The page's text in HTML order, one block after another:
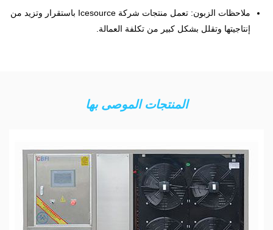
ملاحظات الزبون: تعمل منتجات شركة Icesource باستقرار وتزيد من
إنتاجيتها وتقلل بشكل كبير من تكلفة العمالة.
المنتجات الموصى بها